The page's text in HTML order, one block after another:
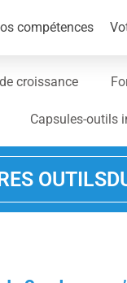
compétences
croissance
Capsules-outils